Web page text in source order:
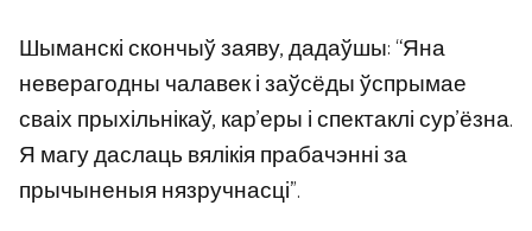
Шыманскі скончыў заяву, дадаўшы: “Яна
неверагодны чалавек і заўсёды ўспрымае
сваіх прыхільнікаў, кар’еры і спектаклі сур’ёзна.
Я магу даслаць вялікія прабачэнні за
прычыненыя нязручнасці”.